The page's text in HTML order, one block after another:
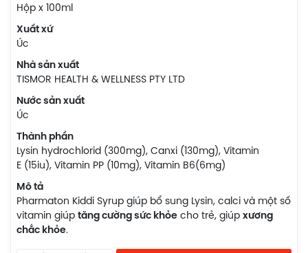
Hộp x 100ml
Xuất xứ
Úc
Nhà sản xuất
TISMOR HEALTH & WELLNESS PTY LTD
Nước sản xuất
Úc
Thành phần
Lysin hydrochlorid (300mg), Canxi (130mg), Vitamin
E (15iu), Vitamin PP (10mg), Vitamin B6(6mg)
Mô tả
Pharmaton Kiddi Syrup giúp bổ sung Lysin, calci và một số
vitamin giúp tăng cường sức khỏe cho trẻ, giúp xương
chắc khỏe.